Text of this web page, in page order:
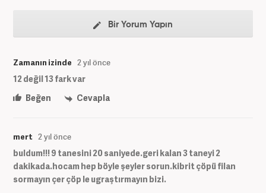
Bir Yorum Yapın
Zamanın izinde 2 yıl önce
12 değil 13 fark var
Beğen
Cevapla
mert 2 yıl önce
buldum!!! 9 tanesini 20 saniyede.geri kalan 3 taneyi 2
dakikada.hocam hep böyle şeyler sorun.kibrit çöpü filan
sormayın çer çöp le ugraştırmayın bizi.